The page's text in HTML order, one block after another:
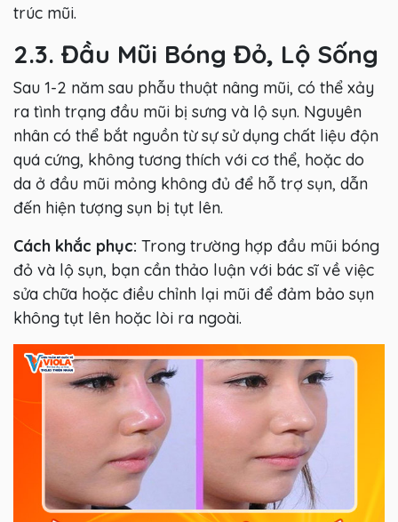
trúc mũi.
2.3. Đầu Mũi Bóng Đỏ, Lộ Sống
Sau 1-2 năm sau phẫu thuật nâng mũi, có thể xảy
ra tình trạng đầu mũi bị sưng và lộ sụn. Nguyên
nhân có thể bắt nguồn từ sự sử dụng chất liệu độn
quá cứng, không tương thích với cơ thể, hoặc do
da ở đầu mũi mỏng không đủ để hỗ trợ sụn, dẫn
đến hiện tượng sụn bị tụt lên.
Cách khắc phục: Trong trường hợp đầu mũi bóng
đỏ và lộ sụn, bạn cần thảo luận với bác sĩ về việc
sửa chữa hoặc điều chỉnh lại mũi để đảm bảo sụn
không tụt lên hoặc lòi ra ngoài.